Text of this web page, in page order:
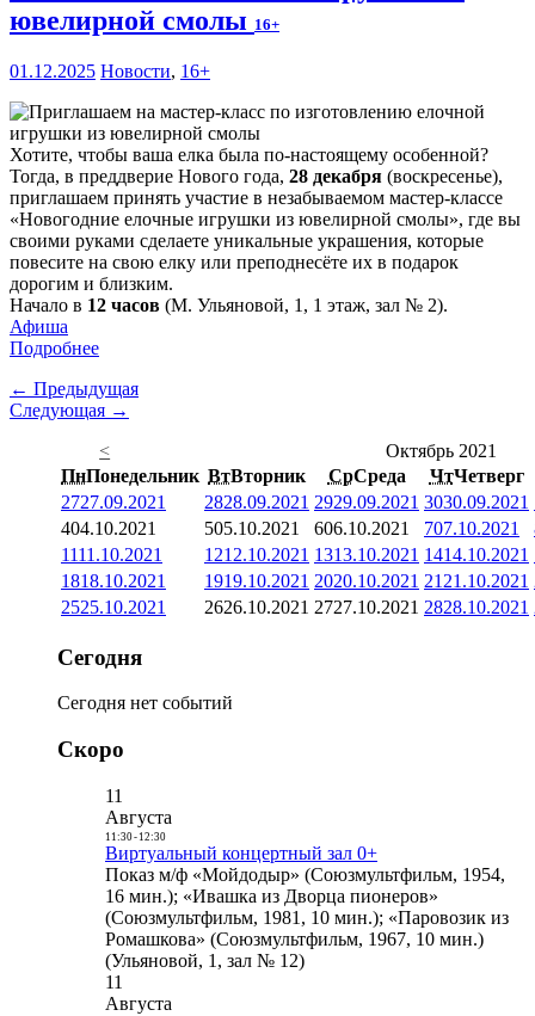
ювелирной смолы 16+
01.12.2025 Новости, 16+
Хотите, чтобы ваша елка была по-настоящему особенной?
Тогда, в преддверие Нового года, 28 декабря (воскресенье),
приглашаем принять участие в незабываемом мастер-классе
«Новогодние елочные игрушки из ювелирной смолы», где вы
своими руками сделаете уникальные украшения, которые
повесите на свою елку или преподнесёте их в подарок
дорогим и близким.
Начало в 12 часов (М. Ульяновой, 1, 1 этаж, зал № 2).
Афиша
Подробнее
← Предыдущая
Следующая →
<
Октябрь 2021
ПнПонедельник ВтВторник СрСреда ЧтЧетверг
2727.09.2021 2828.09.2021 2929.09.2021 3030.09.2021
404.10.2021 505.10.2021 606.10.2021 707.10.2021
1111.10.2021 1212.10.2021 1313.10.2021 1414.10.2021
1818.10.2021 1919.10.2021 2020.10.2021 21 21.10.2021
2525.10.2021 2626.10.2021 2727.10.2021 2828.10.2021
Сегодня
Сегодня нет событий
Скоро
11
Августа
11:30- 12:30
Виртуальный концертный зал 0+
Показ м/ф «Мойдодыр» (Союзмультфильм, 1954,
16 мин.); «Ивашка из Дворца пионеров»
(Союзмультфильм, 1981, 10 мин.); «Паровозик из
Ромашкова» (Союзмультфильм, 1967, 10 мин.)
(Ульяновой, 1, зал № 12)
11
Августа